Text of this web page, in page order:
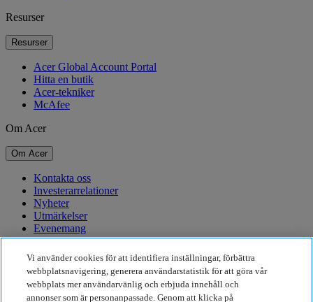
Resurser
Resurser
Acer Global Account Portal
Hitta en butik
Acer-tekniker
McAfee
Om Acer
Om Acer
Kontakta oss
Investerarrelationer
Nyheter
Utmärkelser
Evenemang
Hållbarhet
Hållbarhet
Vi använder cookies för att identifiera inställningar, förbättra
webbplatsnavigering, generera användarstatistik för att göra vår
webbplats mer användarvänlig och erbjuda innehåll och
annonser som är personanpassade. Genom att klicka på